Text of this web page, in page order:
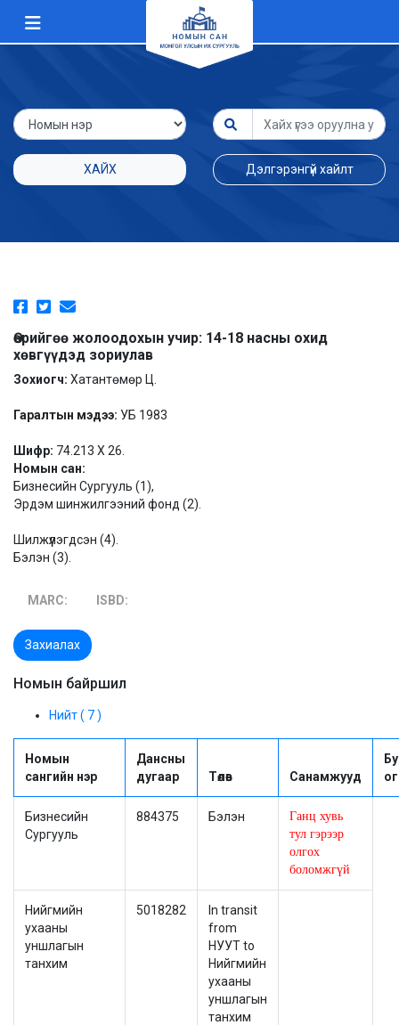
ХАЙХ Дэлгэрэнгүй хайлт
Өөрийгөө жолоодохын учир: 14-18 насны охид
хөвгүүдэд зориулав
Зохиогч: Хатантөмөр Ц.
Гаралтын мэдээ: УБ 1983
Шифр: 74.213 Х 26.
Номын сан:
Бизнесийн Сургууль (1),
Эрдэм шинжилгээний фонд (2).
Шилжүүлэгдсэн (4).
Бэлэн (3).
MARC: ISBD:
Захиалах
Номын байршил
Нийт ( 7 )
Номын
сангийн нэр
Дансны
дугаар
Төлөв Санамжууд
Бизнесийн
Сургууль
884375 Бэлэн
Ганц хувь
тул гэрээр
олгох
боломжгүй
Нийгмийн
ухааны
уншлагын
танхим
5018282
In transit
from
НУУТ to
Нийгмийн
ухааны
уншлагын
танхим